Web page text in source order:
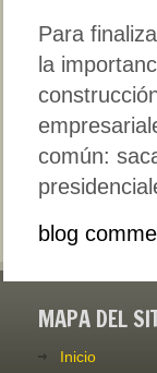
Para
la
común:
blog
MAPA DEL
Inicio